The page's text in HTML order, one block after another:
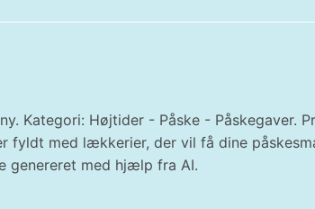
Kategori: Højtider - Påske - Påskegaver.
fyldt med lækkerier, der vil få dine
genereret med hjælp fra AI.